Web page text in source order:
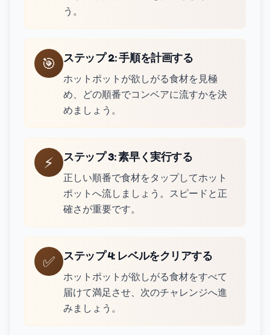
う。
🎯 ステップ 2:手順を計画する
ホットポットが欲しがる食材を見極
め、どの順番でコンベアに流すかを決
めましょう。
⚡ ステップ 3:素早く実行する
正しい順番で食材をタップしてホット
ポットへ流しましょう。スピードと正
確さが重要です。
✅ ステップ 4: レベルをクリアする
ホットポットが欲しがる食材をすべて
届けて満足させ、次のチャレンジへ進
みましょう。